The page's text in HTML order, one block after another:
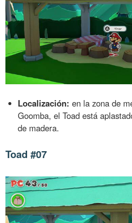
Localización: en la zona de
Goomba, el Toad está
de madera.
Toad #07